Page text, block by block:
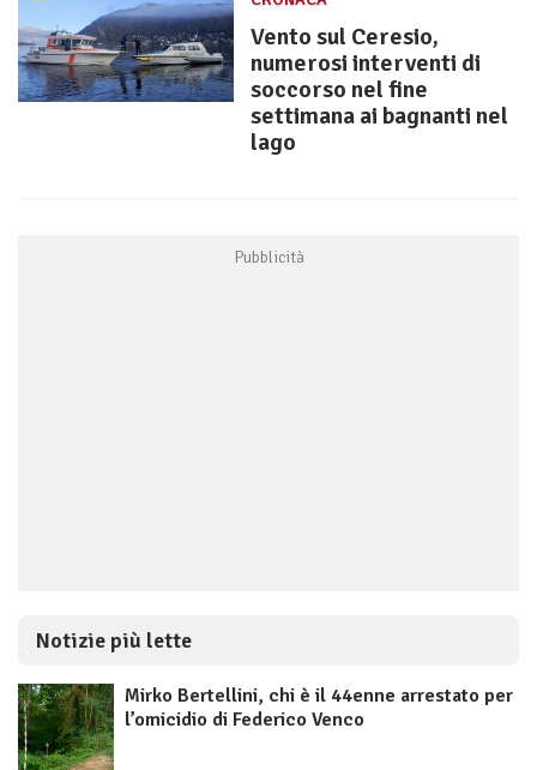
Vento sul Ceresio,
numerosi interventi di
soccorso nel fine
settimana ai bagnanti nel
lago
Notizie più lette
Mirko Bertellini, chi è il 44enne arrestato per
l’omicidio di Federico Venco